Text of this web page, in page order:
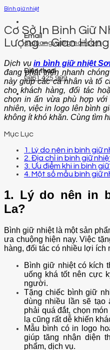
Email
qtquangvu@gmail.com
Điện thoại
0961 425 999
Bình giữ nhiệt
Cơ Sở In Bình Giữ
Lượng – Giao
Dịch vụ in bình giữ nhiệt
đang phát triển nhanh
này giúp các cá nhân và tổ
cho khách hàng, đối tác
chọn in ấn vừa phù hợp
nhiên, việc in logo lên bình
không ít khó khăn. Cùng tìm
Mục Lục
1. Lý do nên in bình giữ
2. Địa chỉ in bình giữ
3. Ưu điểm khi in bình
4. Một số mẫu bình giữ
1. Lý do nên in
La?
Bình giữ nhiệt là một sản
ưa chuộng hiện nay. Việc
hàng, đối tác có nhiều lợi ích
Bình giữ nhiệt có kích
uống khá tốt nên cực
người.
Tặng chiếc bình giữ
dùng nhiều lần sẽ tạo
phải quá đắt, chọn
lạ cũng rất dễ khiến
Mẫu bình có in logo
giúp tăng nhận diện
phẩm, dịch vụ.